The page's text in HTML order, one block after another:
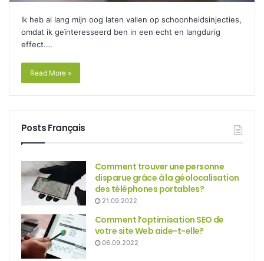
Ik heb al lang mijn oog laten vallen op schoonheidsinjecties,
omdat ik geïnteresseerd ben in een echt en langdurig
effect.…
Read More »
Posts Français
Comment trouver une personne
disparue grâce à la géolocalisation
des téléphones portables?
21.09.2022
Comment l’optimisation SEO de
votre site Web aide-t-elle?
06.09.2022